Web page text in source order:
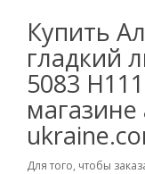
Купить
гладкий
5083
Для того, чтобы